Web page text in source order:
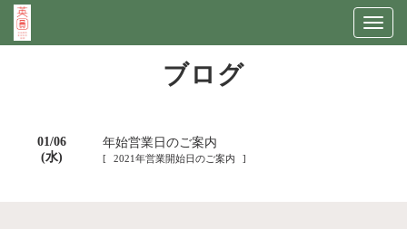
ブログ
01/06
(水)
年始営業日のご案内
[ 2021年営業開始日のご案内 ]